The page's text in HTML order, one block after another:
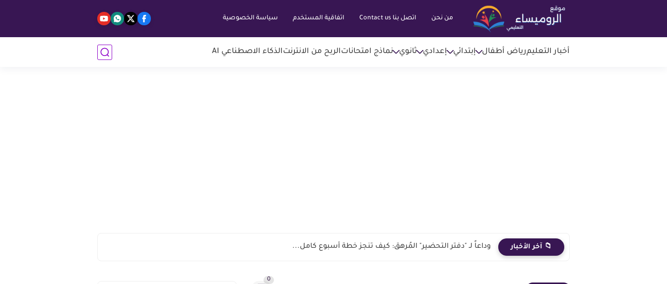
من نحن اتصل بنا Contact us اتفاقية المستخدم سياسة الخصوصية
أخبار التعليمرياض أطفال إبتدائي إعدادي ثانوي نماذج امتحاناتالربح من الانترنتالذكاء الاصطناعي AI
📁 آخر الأخبار وداعاً لـ "دفتر التحضير" المُرهق: كيف تنجز خطة أسبوع كامل...
0